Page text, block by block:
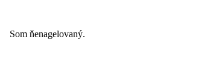
Som ňenagelovaný.